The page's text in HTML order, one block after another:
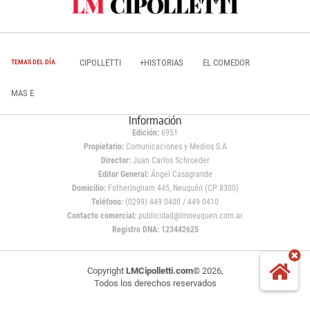
TEMAS DEL DÍA CIPOLLETTI +HISTORIAS EL COMEDOR
MAS E
Información
Edición: 6951
Propietario:Comunicaciones y Medios S.A
Director: Juan Carlos Schroeder
Editor General:Ángel Casagrande
Domicilio:Fotheringham 445, Neuquén (CP 8300)
Teléfono: (0299) 449 0400 / 449 0410
Contacto comercial: publicidad@lmneuquen.com.ar
Registro DNA: 123442625
Copyright LMCipolletti.com© 2026,
Todos los derechos reservados